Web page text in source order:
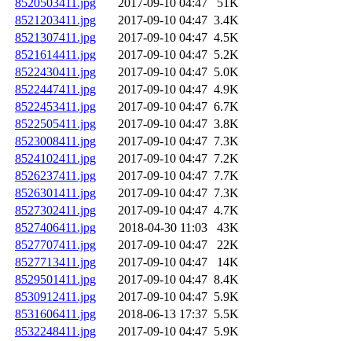
8520503411.jpg
2017-09-10 04:47
51K
8521203411.jpg
2017-09-10 04:47 3.4K
8521307411.jpg
2017-09-10 04:47 4.5K
8521614411.jpg
2017-09-10 04:47 5.2K
8522430411.jpg
2017-09-10 04:47 5.0K
8522447411.jpg
2017-09-10 04:47 4.9K
8522453411.jpg
2017-09-10 04:47 6.7K
8522505411.jpg
2017-09-10 04:47 3.8K
8523008411.jpg
2017-09-10 04:47 7.3K
8524102411.jpg
2017-09-10 04:47 7.2K
8526237411.jpg
2017-09-10 04:47 7.7K
8526301411.jpg
2017-09-10 04:47 7.3K
8527302411.jpg
2017-09-10 04:47 4.7K
8527406411.jpg
2018-04-30 11:03
43K
8527707411.jpg
2017-09-10 04:47
22K
8527713411.jpg
2017-09-10 04:47
14K
8529501411.jpg
2017-09-10 04:47 8.4K
8530912411.jpg
2017-09-10 04:47 5.9K
8531606411.jpg
2018-06-13 17:37 5.5K
8532248411.jpg
2017-09-10 04:47 5.9K